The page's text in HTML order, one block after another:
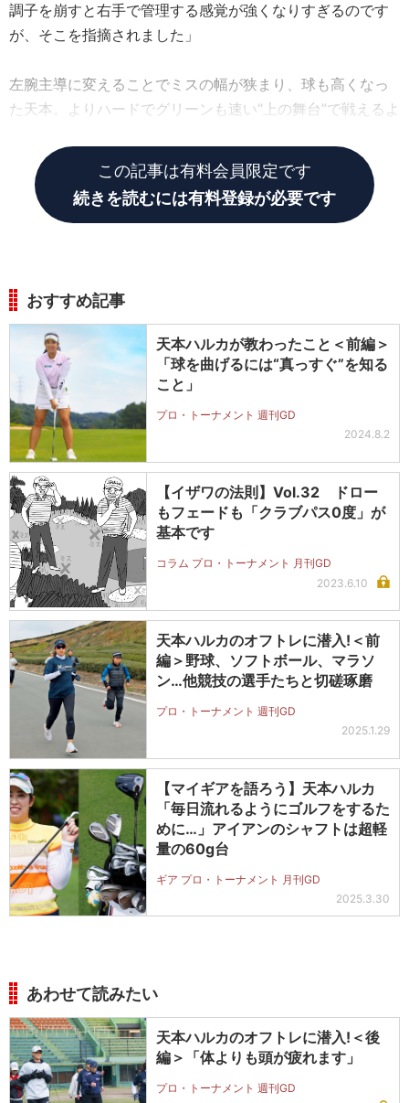
調子を崩すと右手で管理する感覚が強くなりすぎるのです
が、そこを指摘されました」
左腕主導に変えることでミスの幅が狭まり、球も高くなっ
た天本。よりハードでグリーンも速い“上の舞台”で戦えるよ
この記事は有料会員限定です
続きを読むには有料登録が必要です
おすすめ記事
天本ハルカが教わったこと＜前編＞
「球を曲げるには“真っすぐ”を知る
こと」
プロ・トーナメント 週刊GD
2024.8.2
【イザワの法則】Vol.32 ドロー
もフェードも「クラブパス0度」が
基本です
コラム プロ・トーナメント 月刊GD
2023.6.10
天本ハルカのオフトレに潜入!＜前
編＞野球、ソフトボール、マラソ
ン…他競技の選手たちと切磋琢磨
プロ・トーナメント 週刊GD
2025.1.29
【マイギアを語ろう】天本ハルカ
「毎日流れるようにゴルフをするた
めに…」アイアンのシャフトは超軽
量の60g台
ギア プロ・トーナメント 月刊GD
2025.3.30
あわせて読みたい
天本ハルカのオフトレに潜入!＜後
編＞「体よりも頭が疲れます」
プロ・トーナメント 週刊GD